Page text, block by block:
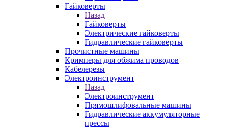
Гайковерты
Назад
Гайковерты
Электрические гайковерты
Гидравлические гайковерты
Прочистные машины
Кримперы для обжима проводов
Кабелерезы
Электроинструмент
Назад
Электроинструмент
Прямошлифовальные машины
Гидравлические аккумуляторные
прессы